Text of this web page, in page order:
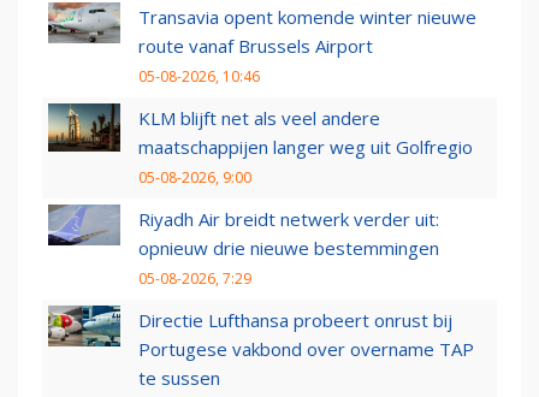
Transavia opent komende winter nieuwe
route vanaf Brussels Airport
05-08-2026, 10:46
KLM blijft net als veel andere
maatschappijen langer weg uit Golfregio
05-08-2026, 9:00
Riyadh Air breidt netwerk verder uit:
opnieuw drie nieuwe bestemmingen
05-08-2026, 7:29
Directie Lufthansa probeert onrust bij
Portugese vakbond over overname TAP
te sussen